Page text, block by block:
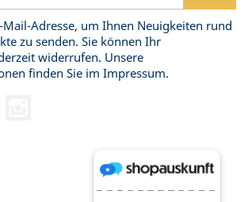
Adresse, um Ihnen Neuigkeiten rund
zu senden. Sie können Ihr
widerrufen. Unsere
finden Sie im Impressum.